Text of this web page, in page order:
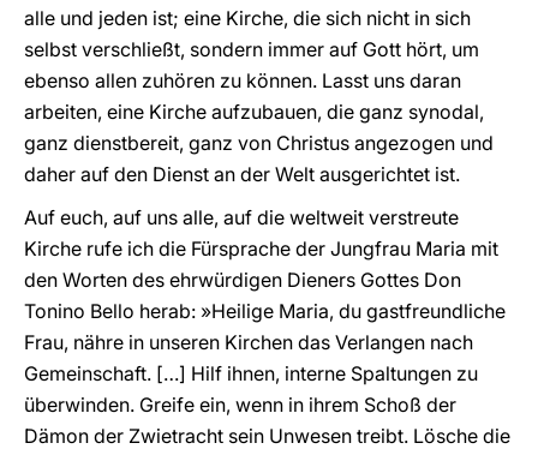
alle und jeden ist; eine Kirche, die sich nicht in sich
selbst verschließt, sondern immer auf Gott hört, um
ebenso allen zuhören zu können. Lasst uns daran
arbeiten, eine Kirche aufzubauen, die ganz synodal,
ganz dienstbereit, ganz von Christus angezogen und
daher auf den Dienst an der Welt ausgerichtet ist.
Auf euch, auf uns alle, auf die weltweit verstreute
Kirche rufe ich die Fürsprache der Jungfrau Maria mit
den Worten des ehrwürdigen Dieners Gottes Don
Tonino Bello herab: »Heilige Maria, du gastfreundliche
Frau, nähre in unseren Kirchen das Verlangen nach
Gemeinschaft. […] Hilf ihnen, interne Spaltungen zu
überwinden. Greife ein, wenn in ihrem Schoß der
Dämon der Zwietracht sein Unwesen treibt. Lösche die